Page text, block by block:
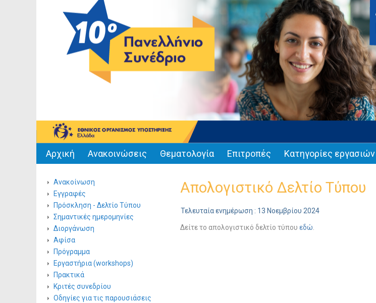
Αρχική Ανακοινώσεις Θεματολογία Επιτροπές Κατηγορίες εργασιών
Ανακοίνωση
Εγγραφές
Πρόσκληση - Δελτίο Τύπου
Σημαντικές ημερομηνίες
Διοργάνωση
Αφίσα
Πρόγραμμα
Εργαστήρια (workshops)
Πρακτικά
Κριτές συνεδρίου
Οδηγίες για τις παρουσιάσεις
Απολογιστικό Δελτίο Τύπου
Τελευταία ενημέρωση : 13 Νοεμβρίου 2024
Δείτε το απολογιστικό δελτίο τύπου εδώ